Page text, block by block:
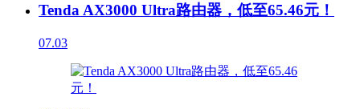
Tenda AX3000 Ultra路由器，低至65.46元！
07.03